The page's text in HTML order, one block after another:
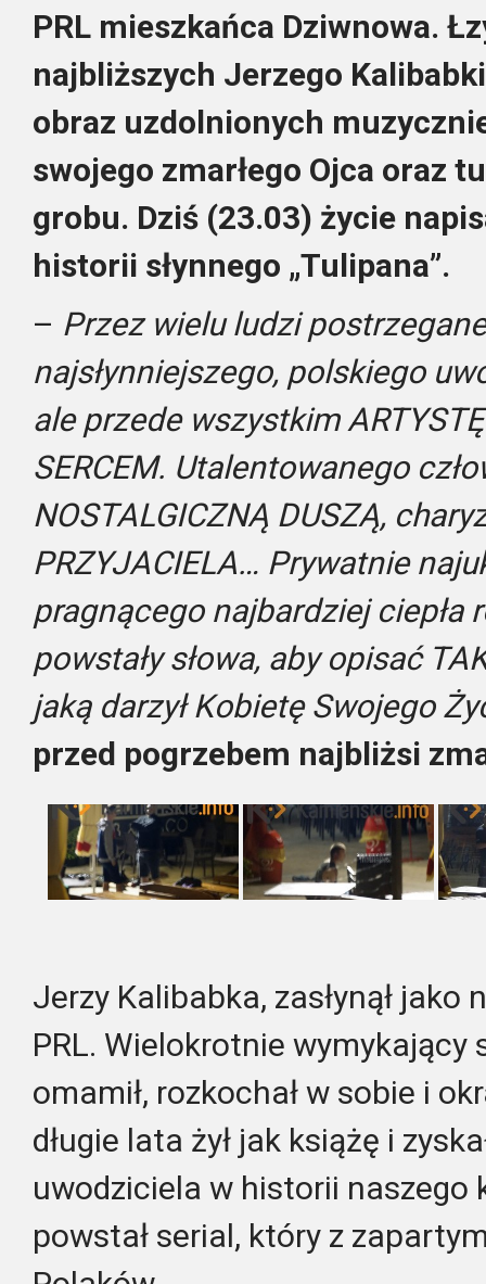
PRL mieszkańca Dziwnowa.
najbliższych Jerzego
obraz uzdolnionych
swojego zmarłego Ojca oraz
grobu. Dziś (23.03) życie
historii słynnego „Tulipana”.
– Przez wielu ludzi
najsłynniejszego, polskiego
ale przede wszystkim
SERCEM. Utalentowanego
NOSTALGICZNĄ DUSZĄ,
PRZYJACIELA… Prywatnie
pragnącego najbardziej ciepła
powstały słowa, aby opisać
jaką darzył Kobietę Swojego
przed pogrzebem najbliżsi
Jerzy Kalibabka, zasłynął jako
PRL. Wielokrotnie wymykający
omamił, rozkochał w sobie i
długie lata żył jak książę i
uwodziciela w historii naszego
powstał serial, który z